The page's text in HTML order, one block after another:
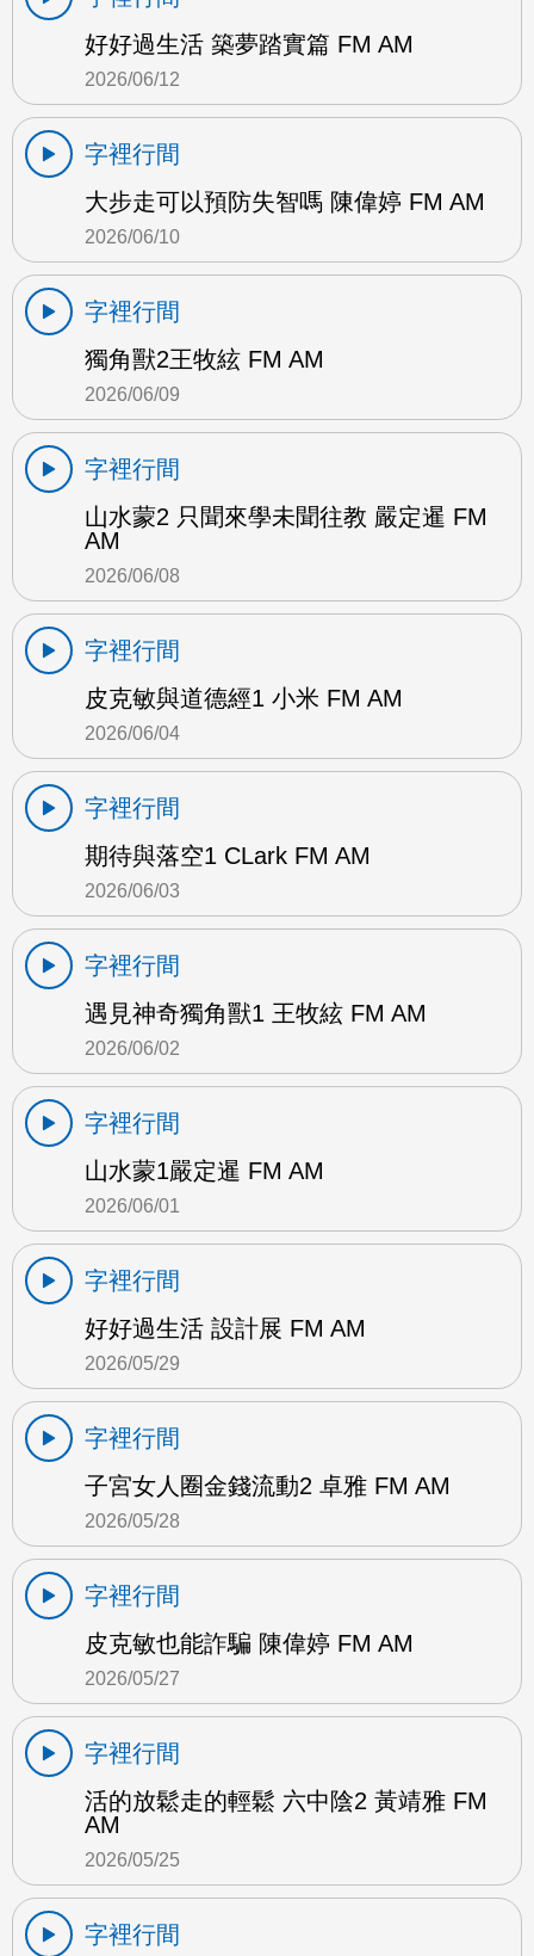
好好過生活 築夢踏實篇 FM AM
2026/06/12
字裡行間
大步走可以預防失智嗎 陳偉婷 FM AM
2026/06/10
字裡行間
獨角獸2王牧絃 FM AM
2026/06/09
字裡行間
山水蒙2 只聞來學未聞往教 嚴定暹 FM
AM
2026/06/08
字裡行間
皮克敏與道德經1 小米 FM AM
2026/06/04
字裡行間
期待與落空1 CLark FM AM
2026/06/03
字裡行間
遇見神奇獨角獸1 王牧絃 FM AM
2026/06/02
字裡行間
山水蒙1嚴定暹 FM AM
2026/06/01
字裡行間
好好過生活 設計展 FM AM
2026/05/29
字裡行間
子宮女人圈金錢流動2 卓雅 FM AM
2026/05/28
字裡行間
皮克敏也能詐騙 陳偉婷 FM AM
2026/05/27
字裡行間
活的放鬆走的輕鬆 六中陰2 黃靖雅 FM
AM
2026/05/25
字裡行間